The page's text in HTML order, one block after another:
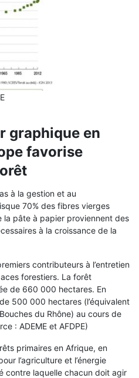
graphique en
favorise
à la gestion et au
70% des fibres vierges
la pâte à papier proviennent des
à la croissance de la
contributeurs à l’entretien
forestiers. La forêt
de 660 000 hectares. En
500 000 hectares (l’équivalent
du Rhône) au cours de
: ADEME et AFDPE)
primaires en Afrique, en
l’agriculture et l’énergie
contre laquelle chacun doit agir